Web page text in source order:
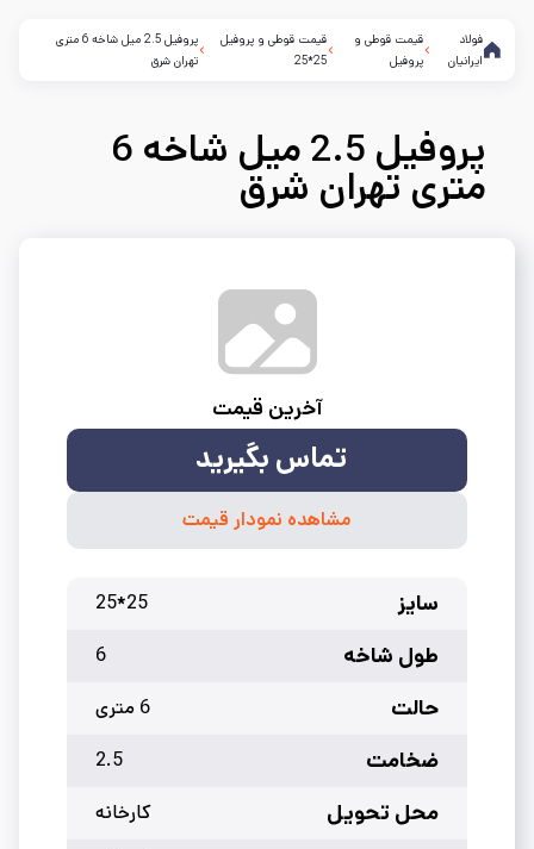
فولاد
ایرانیان
قیمت قوطی و
پروفیل
قیمت قوطی و پروفیل
25*25
پروفیل 2.5 میل شاخه 6 متری
تهران شرق
پروفیل 2.5 میل شاخه 6
متری تهران شرق
آخرین قیمت
تماس بگیرید
مشاهده نمودار قیمت
سایز 25*25
طول شاخه 6
حالت 6 متری
ضخامت 2.5
محل تحویل کارخانه